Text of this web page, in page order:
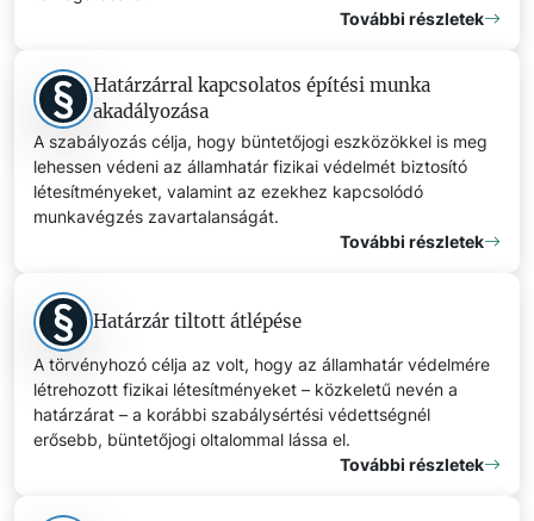
További részletek
Határzárral kapcsolatos építési munka
akadályozása
A szabályozás célja, hogy büntetőjogi eszközökkel is meg
lehessen védeni az államhatár fizikai védelmét biztosító
létesítményeket, valamint az ezekhez kapcsolódó
munkavégzés zavartalanságát.
További részletek
Határzár tiltott átlépése
A törvényhozó célja az volt, hogy az államhatár védelmére
létrehozott fizikai létesítményeket – közkeletű nevén a
határzárat – a korábbi szabálysértési védettségnél
erősebb, büntetőjogi oltalommal lássa el.
További részletek